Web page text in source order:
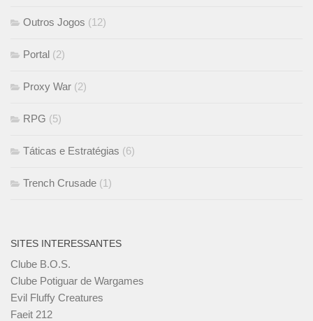
Outros Jogos (12)
Portal (2)
Proxy War (2)
RPG (5)
Táticas e Estratégias (6)
Trench Crusade (1)
SITES INTERESSANTES
Clube B.O.S.
Clube Potiguar de Wargames
Evil Fluffy Creatures
Faeit 212